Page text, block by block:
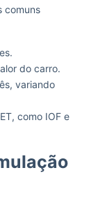
comuns
do carro.
variando
como IOF e